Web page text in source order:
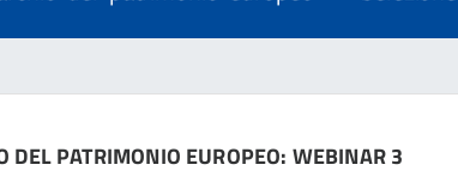
DEL PATRIMONIO EUROPEO: WEBINAR 3